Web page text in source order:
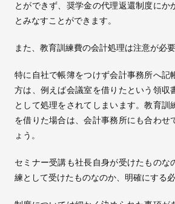
とができず、奨学金の代理返還制度にか
とみなすことができます。
また、教育訓練費の会計処理は注意が必要
特に自社で帳簿をつけず会計事務所へ記
方は、例えば会議室を借りたという領収
として処理をされてしまいます。教育訓
を借りた場合は、会計事務所にも合わせ
ょう。
セミナー受講も社長自身が受けたものな
練として受けたものなのか、明確にする必